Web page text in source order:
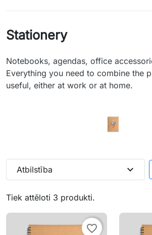
Stationery
Notebooks, agendas, office
Everything you need to combine the
useful, either at work or at home.
Tiek attēloti 3 produkti.
Atbilstība expand_more
favorite_border